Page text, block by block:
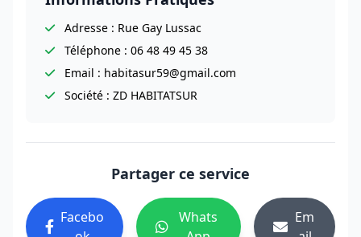
Adresse : Rue Gay Lussac
Téléphone : 06 48 49 45 38
Email : habitasur59@gmail.com
Société : ZD HABITATSUR
Partager ce service
Facebo
Whats
Em